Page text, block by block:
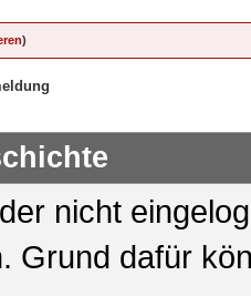
)
nicht
Grund dafür